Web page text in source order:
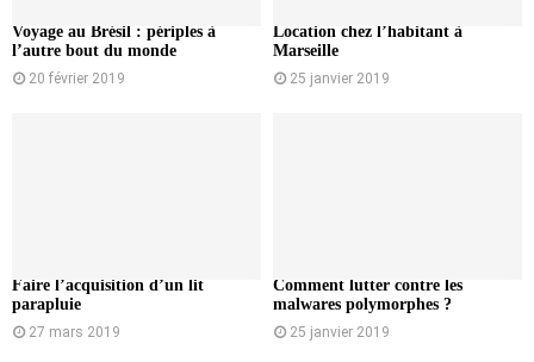
Voyage au Brésil : périples à
l’autre bout du monde
20 février 2019
Location chez l’habitant à
Marseille
25 janvier 2019
Faire l’acquisition d’un lit
parapluie
27 mars 2019
Comment lutter contre les
malwares polymorphes ?
25 janvier 2019